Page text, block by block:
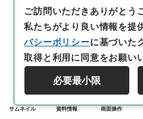
サムネイル 資料情報 画面操作
ご訪問いただきありがとう
私たちがより良い情報を提
バシーポリシーに基づいた
取得と利用に同意をお願い
必要最小限